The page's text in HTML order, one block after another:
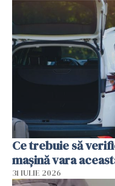
Ce trebuie să
mașină vara
31 IULIE 2026